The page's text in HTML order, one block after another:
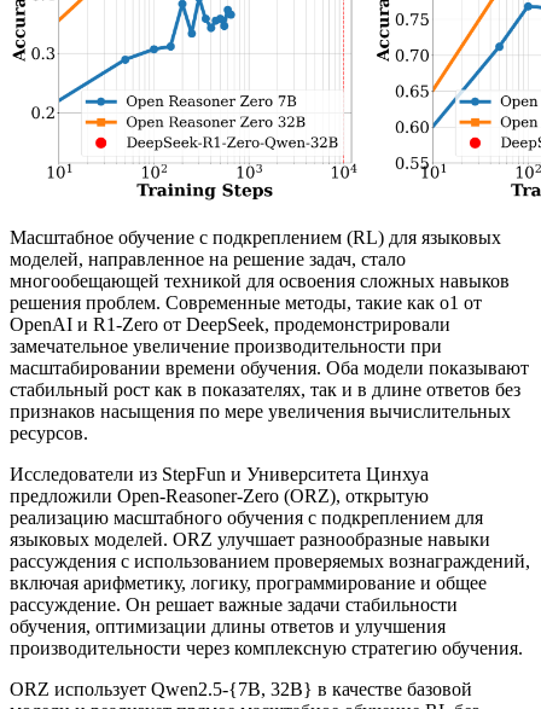
Масштабное обучение с подкреплением (RL) для языковых
моделей, направленное на решение задач, стало
многообещающей техникой для освоения сложных навыков
решения проблем. Современные методы, такие как o1 от
OpenAI и R1-Zero от DeepSeek, продемонстрировали
замечательное увеличение производительности при
масштабировании времени обучения. Оба модели показывают
стабильный рост как в показателях, так и в длине ответов без
признаков насыщения по мере увеличения вычислительных
ресурсов.
Исследователи из StepFun и Университета Цинхуа
предложили Open-Reasoner-Zero (ORZ), открытую
реализацию масштабного обучения с подкреплением для
языковых моделей. ORZ улучшает разнообразные навыки
рассуждения с использованием проверяемых вознаграждений,
включая арифметику, логику, программирование и общее
рассуждение. Он решает важные задачи стабильности
обучения, оптимизации длины ответов и улучшения
производительности через комплексную стратегию обучения.
ORZ использует Qwen2.5-{7B, 32B} в качестве базовой